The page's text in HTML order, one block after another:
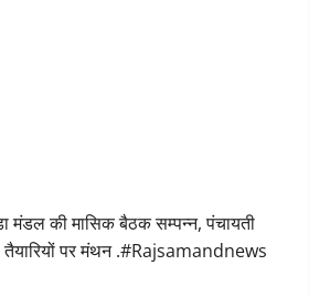
मंडल की मासिक बैठक सम्पन्न, पंचायती
तैयारियों पर मंथन .#Rajsamandnews